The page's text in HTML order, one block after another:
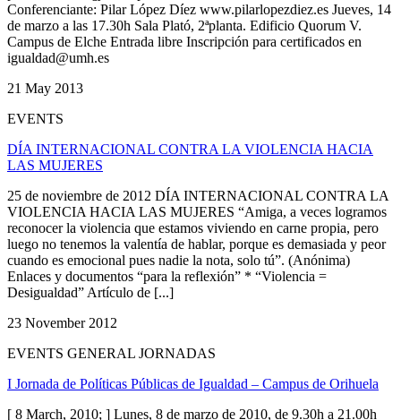
Conferenciante: Pilar López Díez www.pilarlopezdiez.es Jueves, 14
de marzo a las 17.30h Sala Plató, 2ªplanta. Edificio Quorum V.
Campus de Elche Entrada libre Inscripción para certificados en
igualdad@umh.es
21 May 2013
EVENTS
DÍA INTERNACIONAL CONTRA LA VIOLENCIA HACIA
LAS MUJERES
25 de noviembre de 2012 DÍA INTERNACIONAL CONTRA LA
VIOLENCIA HACIA LAS MUJERES “Amiga, a veces logramos
reconocer la violencia que estamos viviendo en carne propia, pero
luego no tenemos la valentía de hablar, porque es demasiada y peor
cuando es emocional pues nadie la nota, solo tú”. (Anónima)
Enlaces y documentos “para la reflexión” * “Violencia =
Desigualdad” Artículo de [...]
23 November 2012
EVENTS GENERAL JORNADAS
I Jornada de Políticas Públicas de Igualdad – Campus de Orihuela
[ 8 March, 2010; ] Lunes, 8 de marzo de 2010, de 9.30h a 21.00h